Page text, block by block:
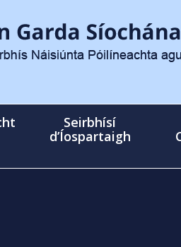
Seirbhísí
d’Íospartaigh